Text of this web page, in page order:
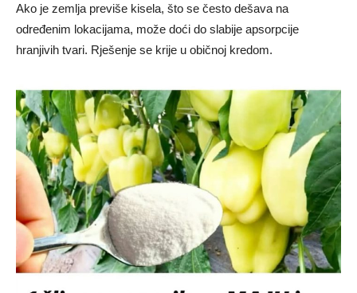
Ako je zemlja previše kisela, što se često dešava na
određenim lokacijama, može doći do slabije apsorpcije
hranjivih tvari. Rješenje se krije u običnoj kredom.